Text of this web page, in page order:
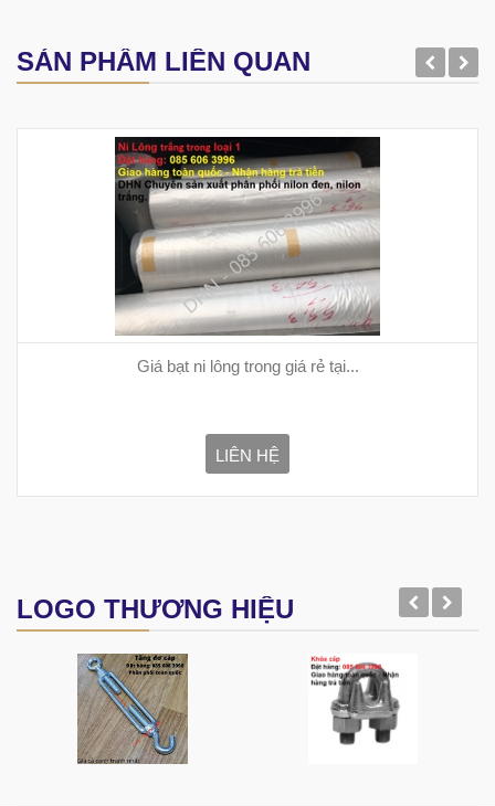
SẢN PHẨM LIÊN QUAN
Giá bạt ni lông trong giá rẻ tại...
LIÊN HỆ
LOGO THƯƠNG HIỆU